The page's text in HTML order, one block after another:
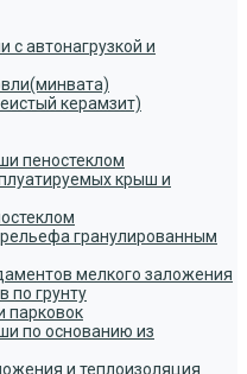
с автонагрузкой и
керамзит)
пеностеклом
крыш и
гранулированным
мелкого заложения
по грунту
парковок
по основанию из
и теплоизоляция